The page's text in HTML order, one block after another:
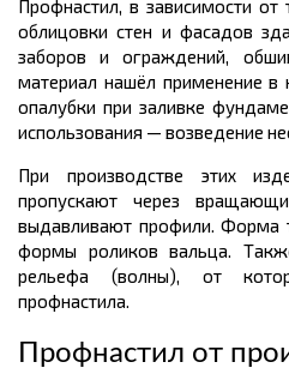
Профнастил, в зависимости от
облицовки стен и фасадов
заборов и ограждений,
материал нашёл применение в
опалубки при заливке
использования — возведение
При производстве этих
пропускают через
выдавливают профили. Форма
формы роликов вальца.
рельефа (волны), от
профнастила.
Профнастил от